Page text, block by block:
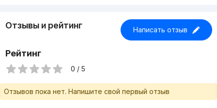
Отзывы и рейтинг Написать отзыв
Рейтинг
0 / 5
Отзывов пока нет. Напишите свой первый отзыв